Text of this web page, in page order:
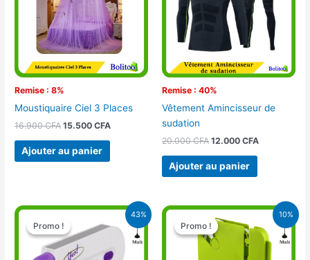
Remise : 8%
Moustiquaire Ciel 3 Places
16.900CFA 15.500CFA
Ajouter au panier
Remise : 40%
Vêtement Amincisseur de
sudation
20.000CFA 12.000 CFA
Ajouter au panier
43%
Promo !
Promo !
Le
prix
initial
était :
15.000 CFA.
Le
actuel
8.500 CFA.
10%
Promo !
Promo !
Le
prix
initial
était :
Le
actuel
est :
9.500 CFA.